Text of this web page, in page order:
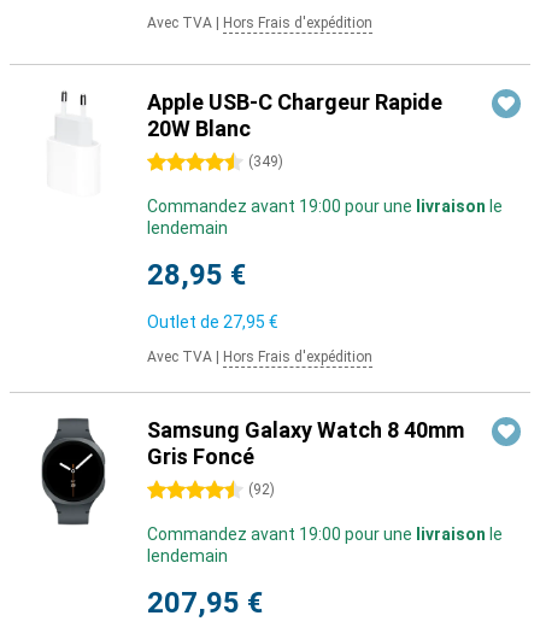
Avec TVA Hors Frais d'expédition
Apple USB-C Chargeur Rapide
20W Blanc
4.5 étoiles (349)
Commandez avant 19:00 pour une livraison le
lendemain
28,95 €
Outlet de 27,95 €
Avec TVA Hors Frais d'expédition
Samsung Galaxy Watch 8 40mm
Gris Foncé
4.5 étoiles (92)
Commandez avant 19:00 pour une livraison le
lendemain
207,95 €